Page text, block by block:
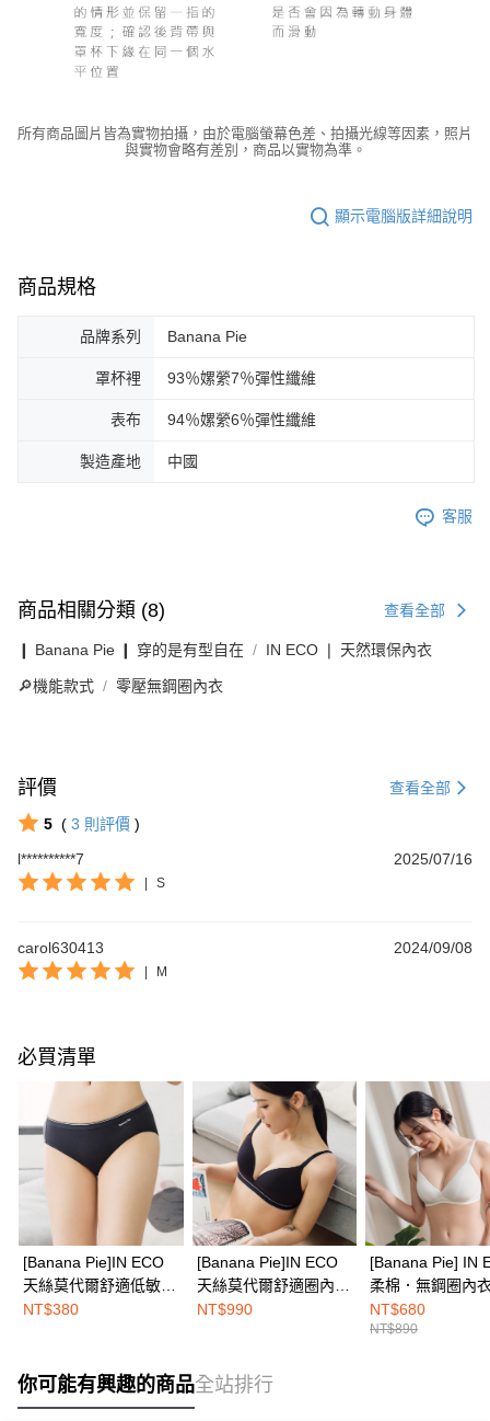
所有商品圖片皆為實物拍攝，由於電腦螢幕色差、拍攝光線等因素，照片
與實物會略有差別，商品以實物為準。
顯示電腦版詳細說明
商品規格
品牌系列 Banana Pie
罩杯裡 93％嫘縈7％彈性纖維
表布 94％嫘縈6％彈性纖維
製造產地 中國
客服
商品相關分類 (8) 查看全部
❙ Banana Pie ❙ 穿的是有型自在 IN ECO ❘ 天然環保內衣
🔎機能款式 零壓無鋼圈內衣
評價 查看全部
5 ( 3 則評價 )
l**********7
2025/07/16
| S
carol630413 2024/09/08
| M
必買清單
[Banana Pie]IN ECO
天絲莫代爾舒適低敏三
角內褲-烏木黑
NT$380
[Banana Pie]IN ECO
天絲莫代爾舒適圈內
衣-烏木黑
NT$990
[Banana Pie] IN
柔棉．無鋼圈內
山白
NT$680
NT$890
你可能有興趣的商品全站排行